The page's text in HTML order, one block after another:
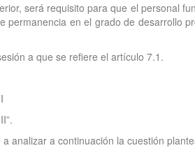
será requisito para que el personal
permanencia en el grado de desarrollo
a que se refiere el artículo 7.1.
analizar a continuación la cuestión